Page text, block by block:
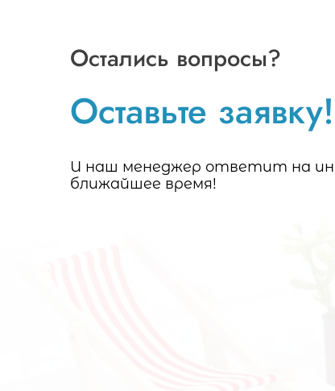
Остались вопросы?
Оставьте заявку!
И наш менеджер ответит на
ближайшее время!